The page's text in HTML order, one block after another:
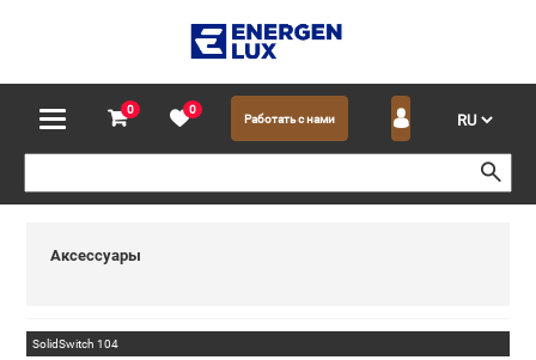
0 0
Работать с нами
Аксессуары
SolidSwitch 104